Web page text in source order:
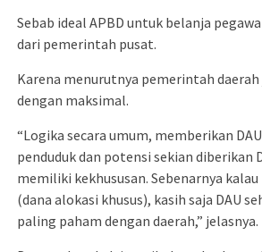
Sebab ideal APBD untuk belanja
dari pemerintah pusat.
Karena menurutnya pemerintah
dengan maksimal.
“Logika secara umum, memberikan
penduduk dan potensi sekian diberikan
memiliki kekhususan. Sebenarnya
(dana alokasi khusus), kasih saja DAU
paling paham dengan daerah,” jelasnya.